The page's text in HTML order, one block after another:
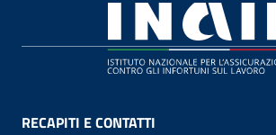
RECAPITI E CONTATTI